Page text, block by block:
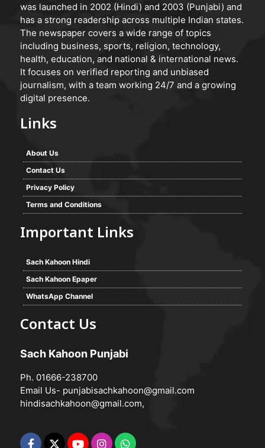
was launched in 2002 (Hindi) and 2003 (Punjabi) and
has a strong readership across multiple Indian states.
The newspaper covers a wide range of topics
including business, sports, religion, technology,
health, education, and national & international news.
It focuses on verified reporting and unbiased
journalism, with a team working 24/7 and a growing
digital presence.
Links
About Us
Contact Us
Privacy Policy
Terms and Conditions
Important Links
Sach Kahoon Hindi
Sach Kahoon Epaper
WhatsApp Channel
Contact Us
Sach Kahoon Punjabi
Ph. 01666-238700
Email Us- punjabisachkahoon@gmail.com
hindisachkahoon@gmail.com,